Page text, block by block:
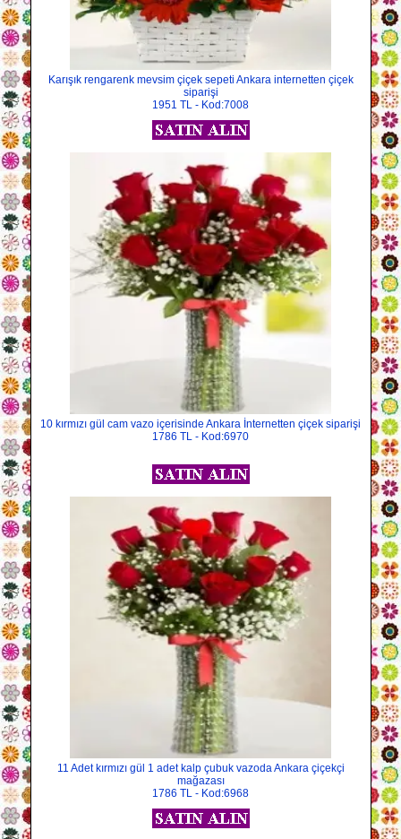
Karışık rengarenk mevsim çiçek sepeti Ankara internetten çiçek
siparişi
1951 TL - Kod:7008
10 kırmızı gül cam vazo içerisinde Ankara İnternetten çiçek siparişi
1786 TL - Kod:6970
11 Adet kırmızı gül 1 adet kalp çubuk vazoda Ankara çiçekçi
mağazası
1786 TL - Kod:6968